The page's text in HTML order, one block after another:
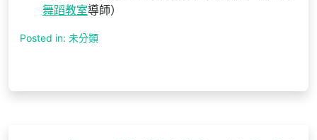
舞蹈教室導師）
Posted in: 未分類